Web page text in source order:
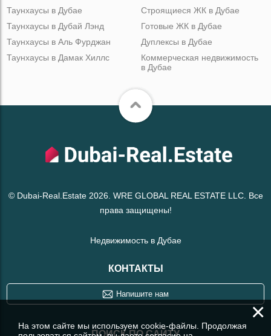
Таунхаусы в Дубае
Таунхаусы в Дубай Лэнд
Таунхаусы в Аль Фурджан
Таунхаусы в Дамак Хиллс
Строящиеся ЖК в Дубае
Готовые ЖК в Дубае
Дуплексы в Дубае
Коммерческая недвижимость
в Дубае
© Dubai-Real.Estate 2026. WRE GLOBAL REAL ESTATE LLC. Все
права защищены!
Недвижимость в Дубае
КОНТАКТЫ
Напишите нам
×
На этом сайте мы используем cookie-файлы. Продолжая